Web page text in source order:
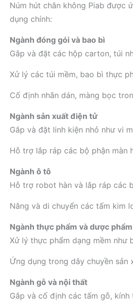
Núm hút chân không Piab được
dụng chính:
Ngành đóng gói và bao bì
Gắp và đặt các hộp carton, túi
Xử lý các túi mềm, bao bì thực
Cố định nhãn dán, màng bọc
Ngành sản xuất điện tử
Gắp và đặt linh kiện nhỏ như vi
Hỗ trợ lắp ráp các bộ phận màn
Ngành ô tô
Hỗ trợ robot hàn và lắp ráp các
Nâng và di chuyển các tấm kim
Ngành thực phẩm và dược phẩm
Xử lý thực phẩm dạng mềm như
Ứng dụng trong dây chuyền
Ngành gỗ và nội thất
Gắp và cố định các tấm gỗ,